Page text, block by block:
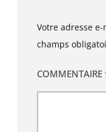
Votre adresse
champs
COMMENTAIRE